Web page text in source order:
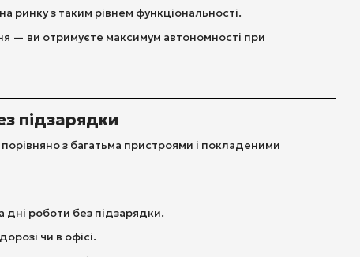
ринку з таким рівнем функціональності.
— ви отримуєте максимум автономності при
підзарядки
з багатьма пристроями і покладеними
дні роботи без підзарядки.
чи в офісі.